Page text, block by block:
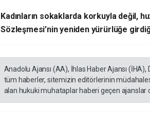
Kadınların sokaklarda korkuyla değil,
Sözleşmesi’nin yeniden yürürlüğe
Anadolu Ajansı (AA), İhlas Haber Ajansı
tüm haberler, sitemizin editörlerinin
alan hukuki muhataplar haberi geçen